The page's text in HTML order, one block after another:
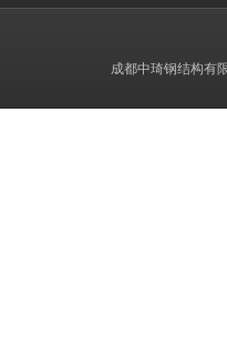
成都中琦钢结构有